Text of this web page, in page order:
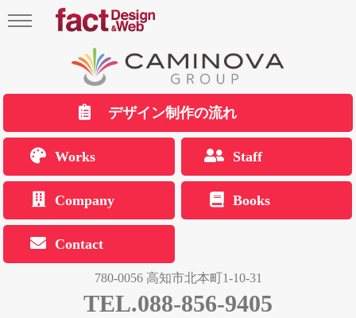
デザイン制作の流れ
Works Staff
Company Books
Contact
780-0056 高知市北本町1-10-31
TEL.088-856-9405